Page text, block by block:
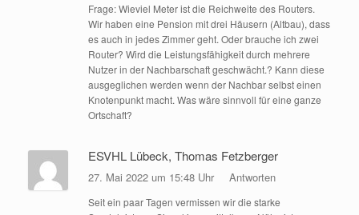
Frage: Wieviel Meter ist die Reichweite des Routers.
Wir haben eine Pension mit drei Häusern (Altbau), dass
es auch in jedes Zimmer geht. Oder brauche ich zwei
Router? Wird die Leistungsfähigkeit durch mehrere
Nutzer in der Nachbarschaft geschwächt.? Kann diese
ausgeglichen werden wenn der Nachbar selbst einen
Knotenpunkt macht. Was wäre sinnvoll für eine ganze
Ortschaft?
ESVHL Lübeck, Thomas Fetzberger
27. Mai 2022 um 15:48 Uhr Antworten
Seit ein paar Tagen vermissen wir die starke